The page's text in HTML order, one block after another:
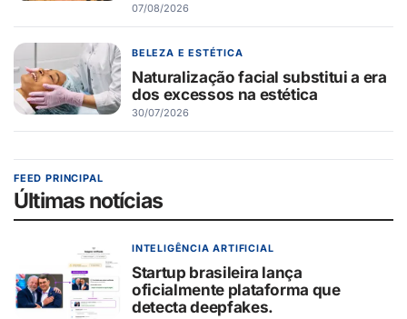
07/08/2026
BELEZA E ESTÉTICA
Naturalização facial substitui a era
dos excessos na estética
30/07/2026
FEED PRINCIPAL
Últimas notícias
INTELIGÊNCIA ARTIFICIAL
Startup brasileira lança
oficialmente plataforma que
detecta deepfakes.